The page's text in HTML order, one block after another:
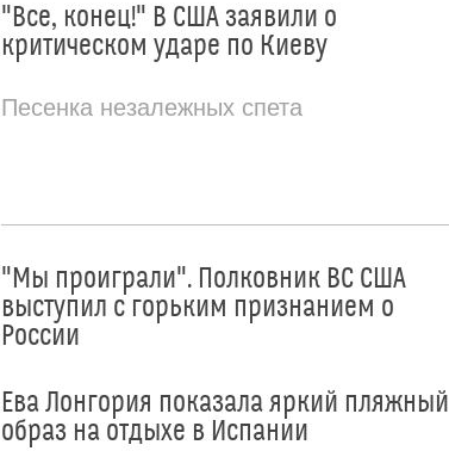
"Все, конец!" В США заявили о
критическом ударе по Киеву
Песенка незалежных спета
"Мы проиграли". Полковник ВС США
выступил с горьким признанием о
России
Ева Лонгория показала яркий пляжный
образ на отдыхе в Испании